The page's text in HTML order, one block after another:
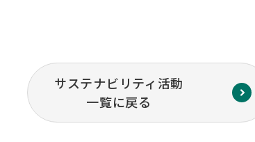
サステナビリティ活動
一覧に戻る